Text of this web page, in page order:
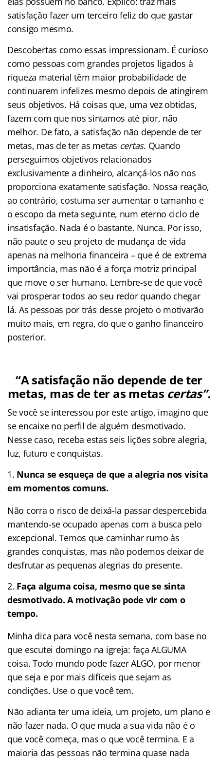
satisfação fazer um terceiro feliz do que gastar
consigo mesmo.
Descobertas como essas impressionam. É curioso
como pessoas com grandes projetos ligados à
riqueza material têm maior probabilidade de
continuarem infelizes mesmo depois de atingirem
seus objetivos. Há coisas que, uma vez obtidas,
fazem com que nos sintamos até pior, não
melhor. De fato, a satisfação não depende de ter
metas, mas de ter as metas certas. Quando
perseguimos objetivos relacionados
exclusivamente a dinheiro, alcançá-los não nos
proporciona exatamente satisfação. Nossa reação,
ao contrário, costuma ser aumentar o tamanho e
o escopo da meta seguinte, num eterno ciclo de
insatisfação. Nada é o bastante. Nunca. Por isso,
não paute o seu projeto de mudança de vida
apenas na melhoria financeira – que é de extrema
importância, mas não é a força motriz principal
que move o ser humano. Lembre-se de que você
vai prosperar todos ao seu redor quando chegar
lá. As pessoas por trás desse projeto o motivarão
muito mais, em regra, do que o ganho financeiro
posterior.
“A satisfação não depende de ter
metas, mas de ter as metas certas”.
Se você se interessou por este artigo, imagino que
se encaixe no perfil de alguém desmotivado.
Nesse caso, receba estas seis lições sobre alegria,
luz, futuro e conquistas.
Nunca se esqueça de que a alegria nos visita
em momentos comuns.
Não corra o risco de deixá-la passar despercebida
mantendo-se ocupado apenas com a busca pelo
excepcional. Temos que caminhar rumo às
grandes conquistas, mas não podemos deixar de
desfrutar as pequenas alegrias do presente.
Faça alguma coisa, mesmo que se sinta
desmotivado. A motivação pode vir com o
tempo.
Minha dica para você nesta semana, com base no
que escutei domingo na igreja: faça ALGUMA
coisa. Todo mundo pode fazer ALGO, por menor
que seja e por mais difíceis que sejam as
condições. Use o que você tem.
Não adianta ter uma ideia, um projeto, um plano e
não fazer nada. O que muda a sua vida não é o
que você começa, mas o que você termina. E a
maioria das pessoas não termina quase nada